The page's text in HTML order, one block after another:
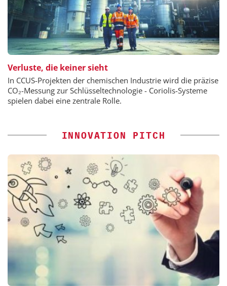
Verluste, die keiner sieht
In CCUS-Projekten der chemischen Industrie wird die präzise
CO₂-Messung zur Schlüsseltechnologie - Coriolis-Systeme
spielen dabei eine zentrale Rolle.
INNOVATION PITCH